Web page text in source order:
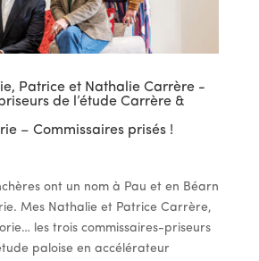
Patrice et Nathalie Carrère -
de l’étude Carrère &
– Commissaires prisés !
ont un nom à Pau et en Béarn
Mes Nathalie et Patrice Carrère,
les trois commissaires-priseurs
paloise en accélérateur